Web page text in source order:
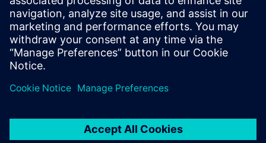
Komplexität gewährleistet und wie Echtzeit-
Ausführungssysteme die Produktion auf Kurs halten,
unabhängig davon, wie klein Ihr Team ist.
Teilen